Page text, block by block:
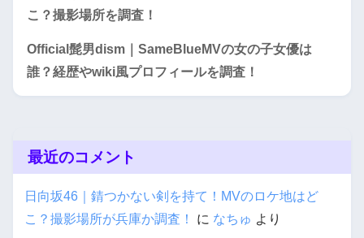
こ？撮影場所を調査！
Official髭男dism｜SameBlueMVの女の子女優は
誰？経歴やwiki風プロフィールを調査！
最近のコメント
日向坂46｜錆つかない剣を持て！MVのロケ地はど
こ？撮影場所が兵庫か調査！
に なちゅ より